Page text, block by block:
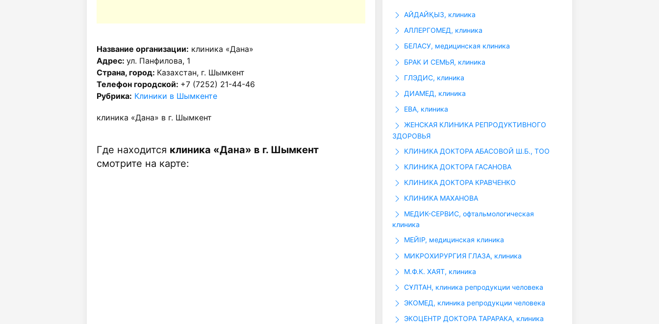
Название организации: клиника «Дана»
Адрес: ул. Панфилова, 1
Страна, город: Казахстан, г. Шымкент
Телефон городской: +7 (7252) 21-44-46
Рубрика: Клиники в Шымкенте
клиника «Дана» в г. Шымкент
Где находится клиника «Дана» в г. Шымкент
смотрите на карте:
АЙДАЙҚЫЗ, клиника
АЛЛЕРГОМЕД, клиника
БЕЛАСУ, медицинская клиника
БРАК И СЕМЬЯ, клиника
ГЛЭДИС, клиника
ДИАМЕД, клиника
ЕВА, клиника
ЖЕНСКАЯ КЛИНИКА РЕПРОДУКТИВНОГО
ЗДОРОВЬЯ
КЛИНИКА ДОКТОРА АБАСОВОЙ Ш.Б., ТОО
КЛИНИКА ДОКТОРА ГАСАНОВА
КЛИНИКА ДОКТОРА КРАВЧЕНКО
КЛИНИКА МАХАНОВА
МЕДИК-СЕРВИС, офтальмологическая
клиника
МЕЙІР, медицинская клиника
МИКРОХИРУРГИЯ ГЛАЗА, клиника
М.Ф.К. ХАЯТ, клиника
СҰЛТАН, клиника репродукции человека
ЭКОМЕД, клиника репродукции человека
ЭКОЦЕНТР ДОКТОРА ТАРАРАКА, клиника